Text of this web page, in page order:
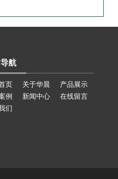
航
页 关于华晨
产品展示
例
新闻中心
在线留言
们